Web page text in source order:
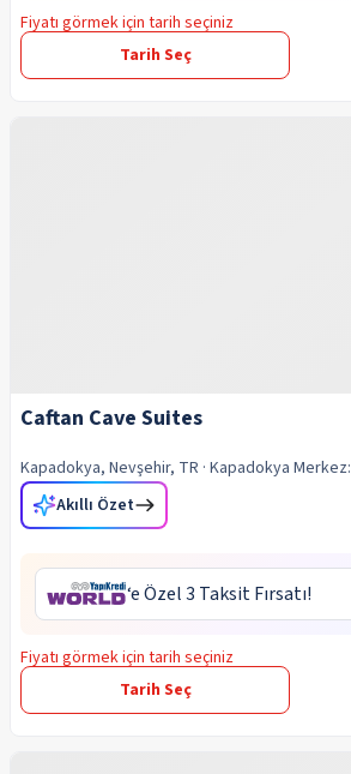
Fiyatı görmek için tarih seçiniz
Tarih Seç
Caftan Cave Suites
Kapadokya, Nevşehir, TR · Kapadokya Merkez:
Akıllı Özet
‘e Özel 3 Taksit Fırsatı!
Fiyatı görmek için tarih seçiniz
Tarih Seç